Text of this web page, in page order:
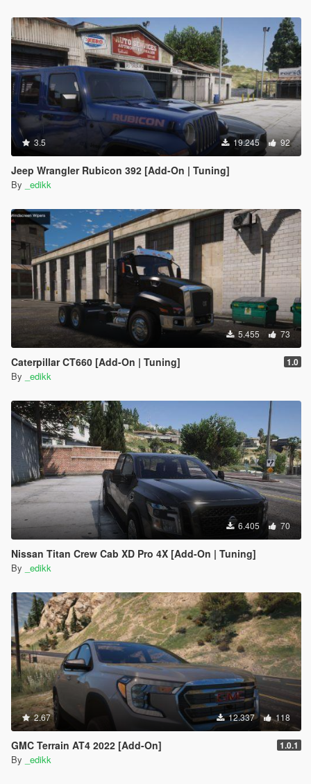
3.5 19.245 92
Jeep Wrangler Rubicon 392 [Add-On | Tuning]
By _edikk
5.455 73
Caterpillar CT660 [Add-On | Tuning] 1.0
By _edikk
6.405 70
Nissan Titan Crew Cab XD Pro 4X [Add-On | Tuning]
By _edikk
2.67 12.337 118
GMC Terrain AT4 2022 [Add-On] 1.0.1
By _edikk